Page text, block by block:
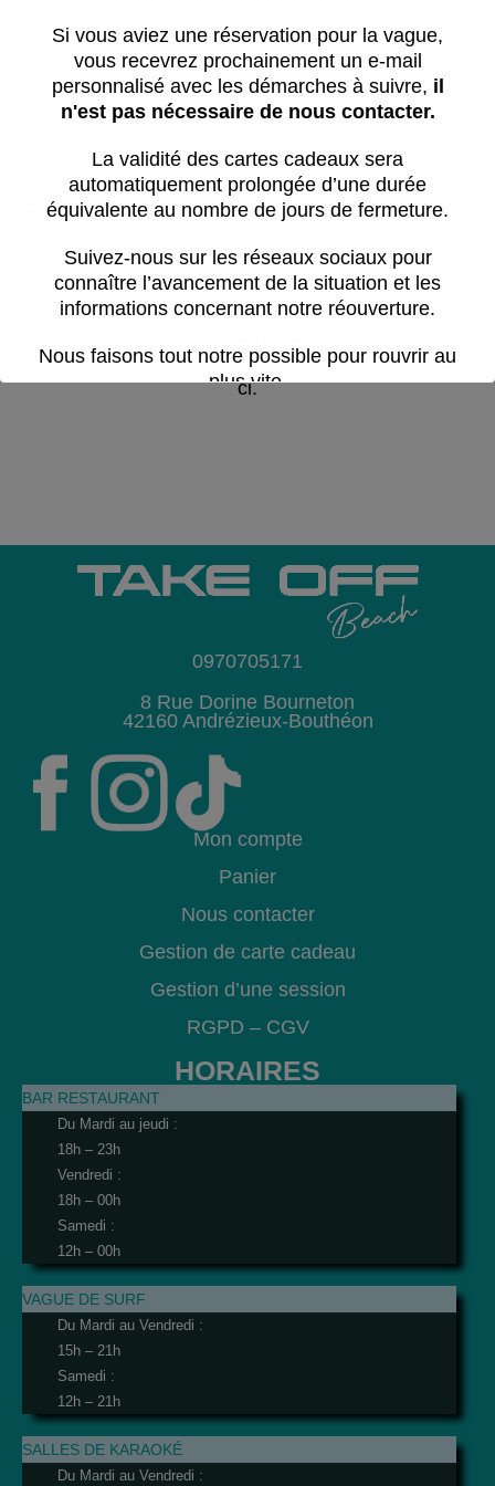
Votre bon est valable180 jours pour réserver
votre créneau, mais lasession peut être
réalisée après cette date, à condition que la
👉 Pour réserver :
Rendez-vous dans la section“Réserver”de notre
et ajoutez-le au panier.
Le tarif affiché est le prix standard : saisissez
simplement lecode indiqué sur votre bondans
du panier pour finaliser la réservation avec celui-
ci.
0970705171
8 Rue Dorine Bourneton
42160 Andrézieux-Bouthéon
Mon compte
Panier
Nous contacter
Gestion de carte cadeau
Gestion d’une session
RGPD – CGV
HORAIRES
BAR RESTAURANT
Du Mardi au jeudi :
18h – 23h
Vendredi :
18h – 00h
Samedi :
12h – 00h
VAGUE DE SURF
Du Mardi au Vendredi :
15h – 21h
Samedi :
12h – 21h
SALLES DE KARAOKÉ
Du Mardi au Vendredi :
Si vous aviez une réservation pour la vague,
vous recevrez prochainement un e-mail
personnalisé avec les démarches à suivre, il
n'est pas nécessaire de nous contacter.
La validité des cartes cadeaux sera
automatiquement prolongée d’une durée
équivalente au nombre de jours de fermeture.
Suivez-nous sur les réseaux sociaux pour
connaître l’avancement de la situation et les
informations concernant notre réouverture.
Nous faisons tout notre possible pour rouvrir au
plus vite.